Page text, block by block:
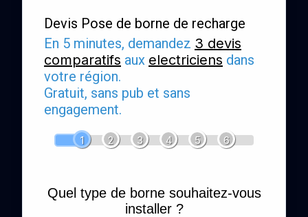
Devis Pose de borne de recharge
En 5 minutes, demandez 3 devis
comparatifs aux electriciens dans
votre région.
Gratuit, sans pub et sans
engagement.
1 2 3 4 5 6
Quel type de borne souhaitez-vous
installer ?